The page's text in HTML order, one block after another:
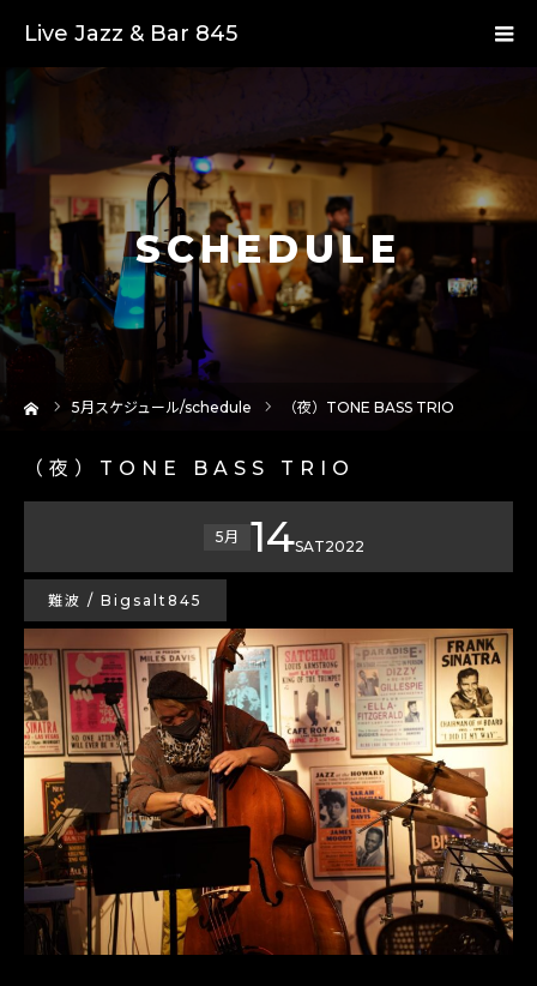
Live Jazz & Bar 845
SCHEDULE
5月スケジュール/schedule （夜）TONE BASS TRIO
（夜）TONE BASS TRIO
5月 14SAT2022
難波 / Bigsalt845